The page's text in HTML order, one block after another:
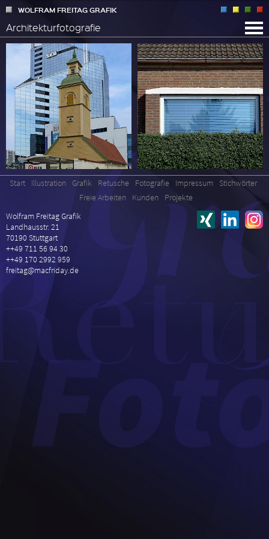
WOLFRAM FREITAG GRAFIK
Architekturfotografie
Start
Illustration
Grafik
Retusche
Fotografie
Impressum
Stichwörter
Freie Arbeiten
Kunden
Start Illustration Grafik Retusche Fotografie Impressum
Stichwörter
Freie Arbeiten
Kunden
Projekte
Wolfram Freitag Grafik
Landhausstr. 21
70190 Stuttgart
++49 711 56 94 30
++49 170 2992 959
freitag@macfriday.de